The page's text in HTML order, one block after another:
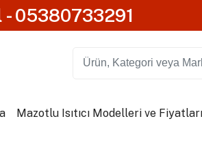
- 05380733291
Mazotlu Isıtıcı Modelleri ve Fiyatları